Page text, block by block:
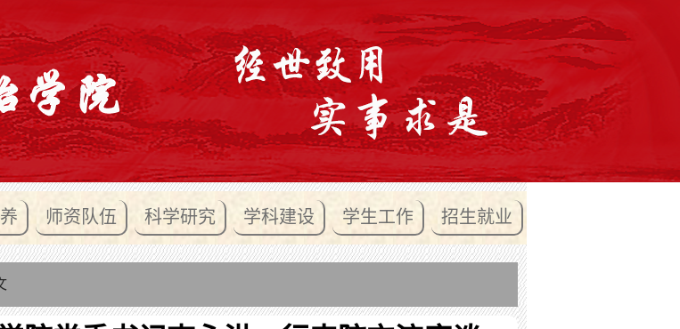
师资队伍 科学研究 学科建设 学生工作 招生就业